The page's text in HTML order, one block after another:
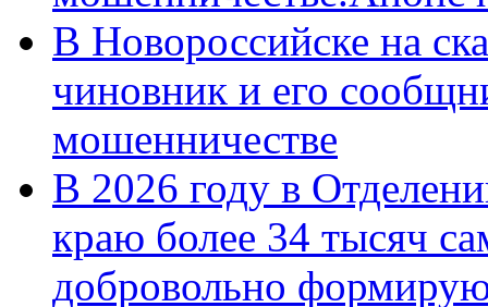
В Новороссийске на
чиновник и его
мошенничестве
В 2026 году в
краю более 34 тысяч
добровольно